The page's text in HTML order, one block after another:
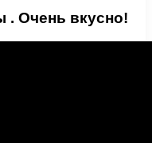
. Очень вкусно!